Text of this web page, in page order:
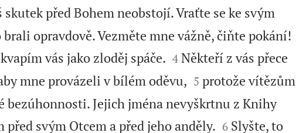
skutek před Bohem neobstojí. Vraťte se ke svým
opravdově. Vezměte mne vážně, čiňte pokání!
vás jako zloděj spáče.
4 Někteří z vás přece
mne provázeli v bílém oděvu,
5 protože vítězům
bezúhonnosti. Jejich jména nevyškrtnu z Knihy
svým Otcem a před jeho anděly.
6 Slyšte, to